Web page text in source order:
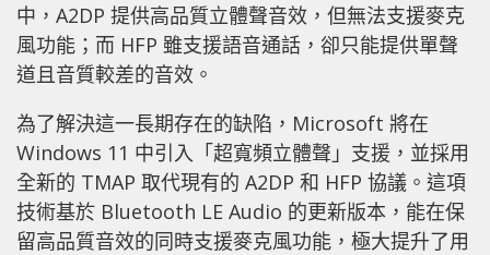
中，A2DP 提供高品質立體聲音效，但無法支援麥克
風功能；而 HFP 雖支援語音通話，卻只能提供單聲
道且音質較差的音效。
為了解決這一長期存在的缺陷，Microsoft 將在
Windows 11 中引入「超寬頻立體聲」支援，並採用
全新的 TMAP 取代現有的 A2DP 和 HFP 協議。這項
技術基於 Bluetooth LE Audio 的更新版本，能在保
留高品質音效的同時支援麥克風功能，極大提升了用